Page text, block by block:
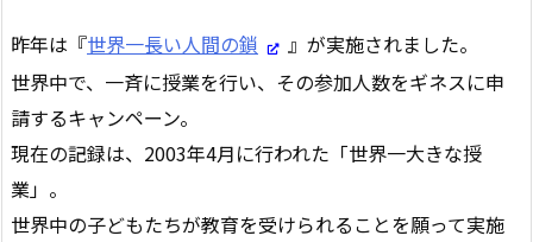
昨年は『世界一長い人間の鎖
』が実施されました。
世界中で、一斉に授業を行い、その参加人数をギネスに申
請するキャンペーン。
現在の記録は、2003年4月に行われた「世界一大きな授
業」。
世界中の子どもたちが教育を受けられることを願って実施